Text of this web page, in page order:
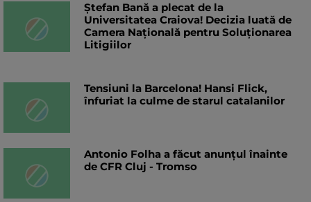
Ștefan Bană a plecat de la
Universitatea Craiova! Decizia luată de
Camera Națională pentru Soluționarea
Litigiilor
Tensiuni la Barcelona! Hansi Flick,
înfuriat la culme de starul catalanilor
Antonio Folha a făcut anunțul înainte
de CFR Cluj - Tromso